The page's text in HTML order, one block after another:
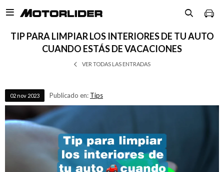

TIP PARA LIMPIAR LOS INTERIORES DE TU AUTO
CUANDO ESTÁS DE VACACIONES
VER TODAS LAS ENTRADAS
02 nov 2023 Publicado en: Tips